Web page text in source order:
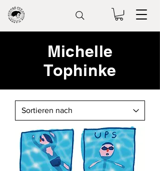
Michelle
Tophinke